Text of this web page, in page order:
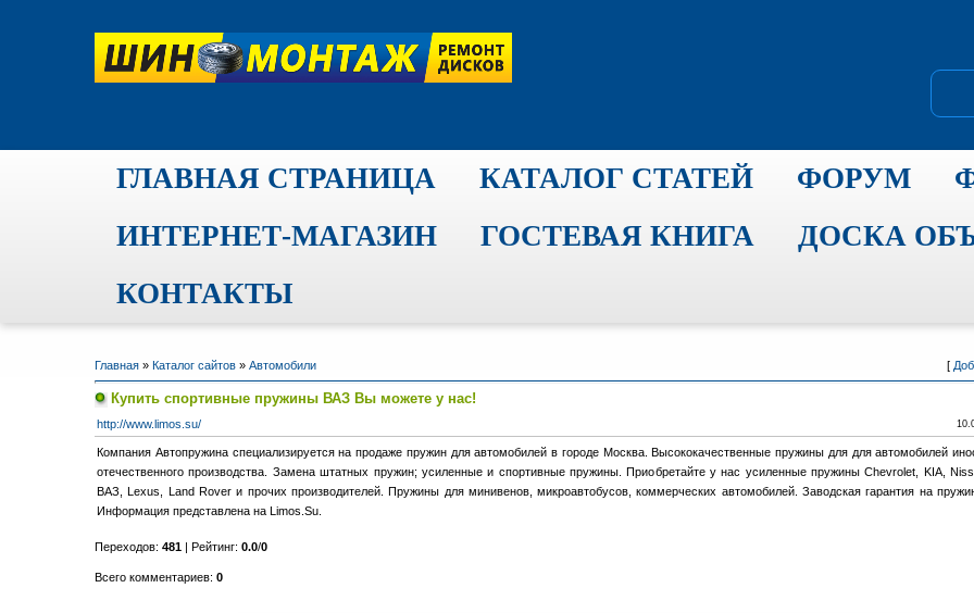
ГЛАВНАЯ СТРАНИЦА КАТАЛОГ СТАТЕЙ ФОРУМ
ИНТЕРНЕТ-МАГАЗИН
ГОСТЕВАЯ КНИГА
ДОСКА
КОНТАКТЫ
Главная » Каталог сайтов » Автомобили [
Купить спортивные пружины ВАЗ Вы можете у нас!
http://www.limos.su/
Компания Автопружина специализируется на продаже пружин для автомобилей в городе Москва. Высококачественные пружины для для автомобилей
отечественного производства. Замена штатных пружин; усиленные и спортивные пружины. Приобретайте у нас усиленные пружины Chevrolet, KIA,
ВАЗ, Lexus, Land Rover и прочих производителей. Пружины для минивенов, микроавтобусов, коммерческих автомобилей. Заводская гарантия на
Информация представлена на Limos.Su.
Переходов: 481 | Рейтинг: 0.0/0
Всего комментариев: 0